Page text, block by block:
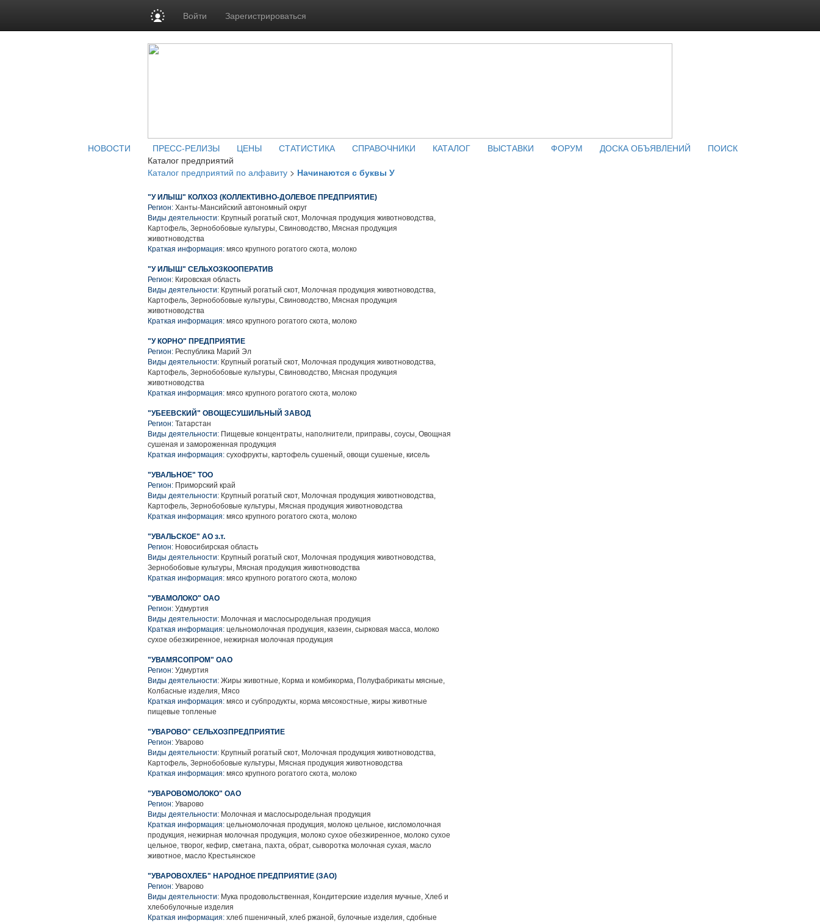
Войти Зарегистрироваться
НОВОСТИ ПРЕСС-РЕЛИЗЫ ЦЕНЫ СТАТИСТИКА СПРАВОЧНИКИ КАТАЛОГ ВЫСТАВКИ ФОРУМ ДОСКА ОБЪЯВЛЕНИЙ
ПОИСК
Каталог предприятий
Каталог предприятий по алфавиту > Начинаются с буквы У
"У ИЛЫШ" КОЛХОЗ (КОЛЛЕКТИВНО-ДОЛЕВОЕ ПРЕДПРИЯТИЕ)
Регион: Ханты-Мансийский автономный округ
Виды деятельности: Крупный рогатый скот, Молочная продукция животноводства,
Картофель, Зернобобовые культуры, Свиноводство, Мясная продукция
животноводства
Краткая информация: мясо крупного рогатого скота, молоко
"У ИЛЫШ" СЕЛЬХОЗКООПЕРАТИВ
Регион: Кировская область
Виды деятельности: Крупный рогатый скот, Молочная продукция животноводства,
Картофель, Зернобобовые культуры, Свиноводство, Мясная продукция
животноводства
Краткая информация: мясо крупного рогатого скота, молоко
"У КОРНО" ПРЕДПРИЯТИЕ
Регион: Республика Марий Эл
Виды деятельности: Крупный рогатый скот, Молочная продукция животноводства,
Картофель, Зернобобовые культуры, Свиноводство, Мясная продукция
животноводства
Краткая информация: мясо крупного рогатого скота, молоко
"УБЕЕВСКИЙ" ОВОЩЕСУШИЛЬНЫЙ ЗАВОД
Регион: Татарстан
Виды деятельности: Пищевые концентраты, наполнители, приправы, соусы, Овощная
сушеная и замороженная продукция
Краткая информация: сухофрукты, картофель сушеный, овощи сушеные, кисель
"УВАЛЬНОЕ" ТОО
Регион: Приморский край
Виды деятельности: Крупный рогатый скот, Молочная продукция животноводства,
Картофель, Зернобобовые культуры, Мясная продукция животноводства
Краткая информация: мясо крупного рогатого скота, молоко
"УВАЛЬСКОЕ" АО з.т.
Регион: Новосибирская область
Виды деятельности: Крупный рогатый скот, Молочная продукция животноводства,
Зернобобовые культуры, Мясная продукция животноводства
Краткая информация: мясо крупного рогатого скота, молоко
"УВАМОЛОКО" ОАО
Регион: Удмуртия
Виды деятельности: Молочная и маслосыродельная продукция
Краткая информация: цельномолочная продукция, казеин, сырковая масса, молоко
сухое обезжиренное, нежирная молочная продукция
"УВАМЯСОПРОМ" ОАО
Регион: Удмуртия
Виды деятельности: Жиры животные, Корма и комбикорма, Полуфабрикаты мясные,
Колбасные изделия, Мясо
Краткая информация: мясо и субпродукты, корма мясокостные, жиры животные
пищевые топленые
"УВАРОВО" СЕЛЬХОЗПРЕДПРИЯТИЕ
Регион: Уварово
Виды деятельности: Крупный рогатый скот, Молочная продукция животноводства,
Картофель, Зернобобовые культуры, Мясная продукция животноводства
Краткая информация: мясо крупного рогатого скота, молоко
"УВАРОВОМОЛОКО" ОАО
Регион: Уварово
Виды деятельности: Молочная и маслосыродельная продукция
Краткая информация: цельномолочная продукция, молоко цельное, кисломолочная
продукция, нежирная молочная продукция, молоко сухое обезжиренное, молоко сухое
цельное, творог, кефир, сметана, пахта, обрат, сыворотка молочная сухая, масло
животное, масло Крестьянское
"УВАРОВОХЛЕБ" НАРОДНОЕ ПРЕДПРИЯТИЕ (ЗАО)
Регион: Уварово
Виды деятельности: Мука продовольственная, Кондитерские изделия мучные, Хлеб и
хлебобулочные изделия
Краткая информация: хлеб пшеничный, хлеб ржаной, булочные изделия, сдобные